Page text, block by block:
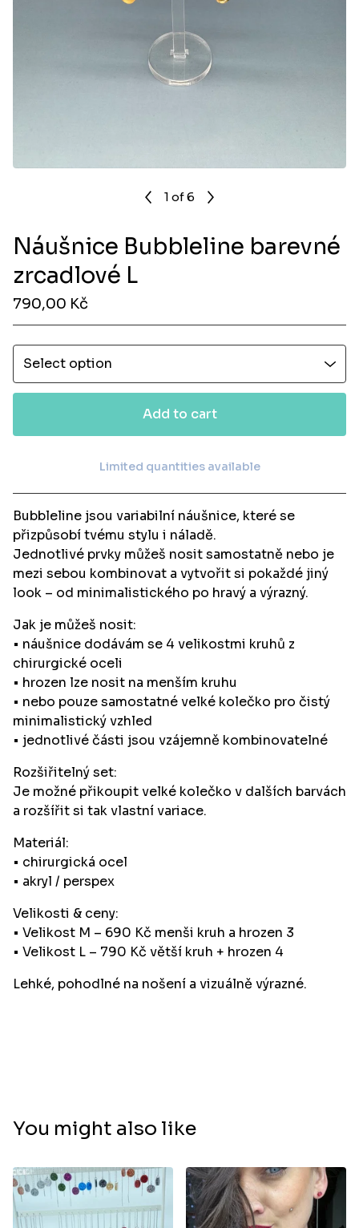
1 of 6
Náušnice Bubbleline barevné
zrcadlové L
790,00 Kč
Add to cart
View cart
Limited quantities available
Bubbleline jsou variabilní náušnice, které se
přizpůsobí tvému stylu i náladě.
Jednotlivé prvky můžeš nosit samostatně nebo je
mezi sebou kombinovat a vytvořit si pokaždé jiný
look – od minimalistického po hravý a výrazný.
Jak je můžeš nosit:
• náušnice dodávám se 4 velikostmi kruhů z
chirurgické oceli
• hrozen lze nosit na menším kruhu
• nebo pouze samostatné velké kolečko pro čistý
minimalistický vzhled
• jednotlivé části jsou vzájemně kombinovatelné
Rozšiřitelný set:
Je možné přikoupit velké kolečko v dalších barvách
a rozšířit si tak vlastní variace.
Materiál:
• chirurgická ocel
• akryl / perspex
Velikosti & ceny:
• Velikost M – 690 Kč menši kruh a hrozen 3
• Velikost L – 790 Kč větší kruh + hrozen 4
Lehké, pohodlné na nošení a vizuálně výrazné.
You might also like